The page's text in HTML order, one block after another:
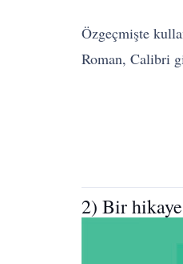
Özgeçmişte
Roman, Calibri
2) Bir